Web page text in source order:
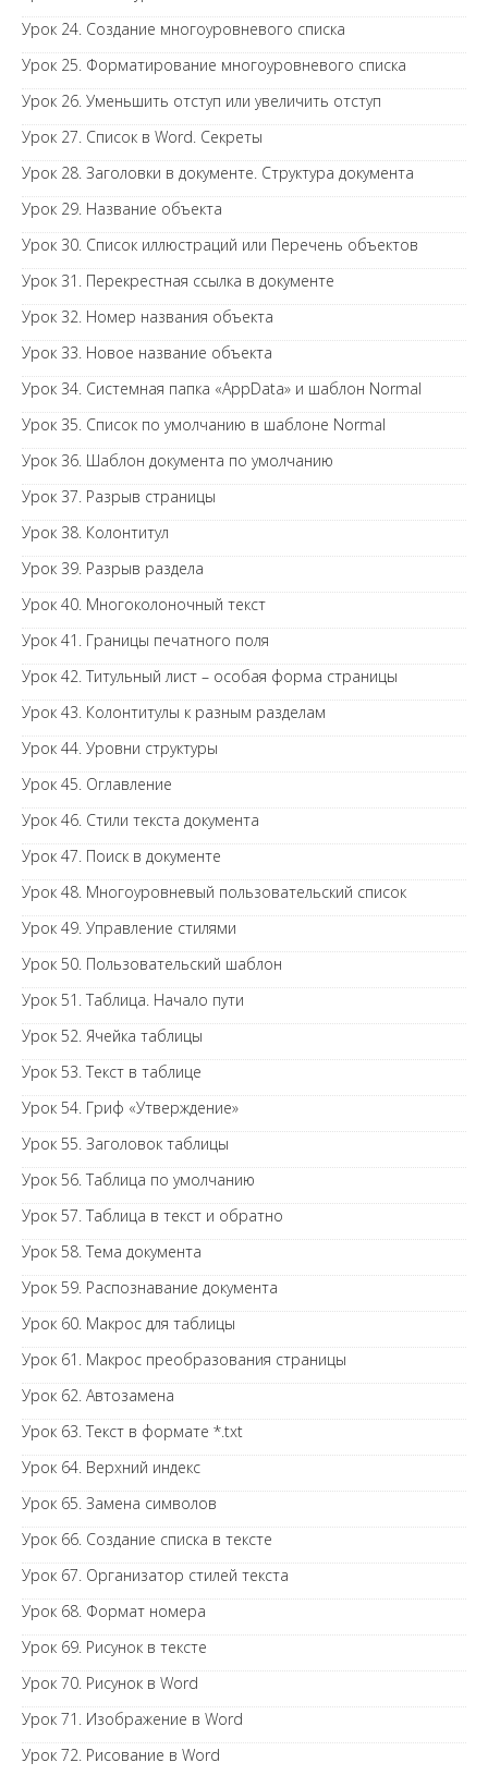
Урок 24. Создание многоуровневого списка
Урок 25. Форматирование многоуровневого списка
Урок 26. Уменьшить отступ или увеличить отступ
Урок 27. Список в Word. Секреты
Урок 28. Заголовки в документе. Структура документа
Урок 29. Название объекта
Урок 30. Список иллюстраций или Перечень объектов
Урок 31. Перекрестная ссылка в документе
Урок 32. Номер названия объекта
Урок 33. Новое название объекта
Урок 34. Системная папка «AppData» и шаблон Normal
Урок 35. Список по умолчанию в шаблоне Normal
Урок 36. Шаблон документа по умолчанию
Урок 37. Разрыв страницы
Урок 38. Колонтитул
Урок 39. Разрыв раздела
Урок 40. Многоколоночный текст
Урок 41. Границы печатного поля
Урок 42. Титульный лист – особая форма страницы
Урок 43. Колонтитулы к разным разделам
Урок 44. Уровни структуры
Урок 45. Оглавление
Урок 46. Стили текста документа
Урок 47. Поиск в документе
Урок 48. Многоуровневый пользовательский список
Урок 49. Управление стилями
Урок 50. Пользовательский шаблон
Урок 51. Таблица. Начало пути
Урок 52. Ячейка таблицы
Урок 53. Текст в таблице
Урок 54. Гриф «Утверждение»
Урок 55. Заголовок таблицы
Урок 56. Таблица по умолчанию
Урок 57. Таблица в текст и обратно
Урок 58. Тема документа
Урок 59. Распознавание документа
Урок 60. Макрос для таблицы
Урок 61. Макрос преобразования страницы
Урок 62. Автозамена
Урок 63. Текст в формате *.txt
Урок 64. Верхний индекс
Урок 65. Замена символов
Урок 66. Создание списка в тексте
Урок 67. Организатор стилей текста
Урок 68. Формат номера
Урок 69. Рисунок в тексте
Урок 70. Рисунок в Word
Урок 71. Изображение в Word
Урок 72. Рисование в Word